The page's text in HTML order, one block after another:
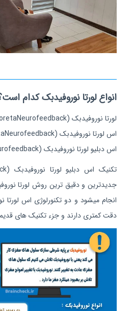
انواع لورتا نوروفیدبک کدام
لورتا نوروفیدبک (LoretaNeurofeedback)
اس لورتا نوروفیدبک (S-LoretaNeurofeedback)
اس دبلیو لورتا نوروفیدبک (SW-LoretaNeurofeedback)
جدیدترین و دقیق ترین روش لورتا
انجام میشود و دو تکنورلوژی اس لورتا
دقت کمتری دارند و جزء تکنیک های